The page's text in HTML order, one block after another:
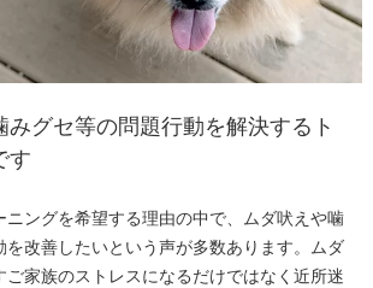
みグセ等の問題行動を解決するト
す
ングを希望する理由の中で、ムダ吠えや噛
改善したいという声が多数あります。ムダ
家族のストレスになるだけではなく近所迷